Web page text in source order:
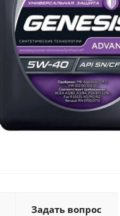
Задать вопрос